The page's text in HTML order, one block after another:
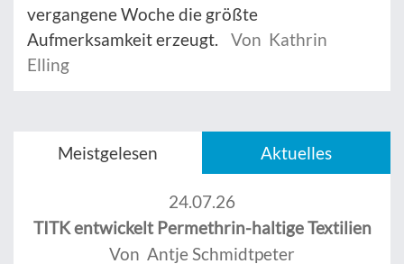
vergangene Woche die größte
Aufmerksamkeit erzeugt.
Von Kathrin
Elling
Meistgelesen Aktuelles
24.07.26
TITK entwickelt Permethrin-haltige Textilien
Von Antje Schmidtpeter